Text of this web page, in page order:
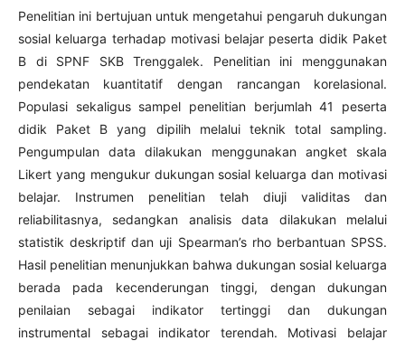
Penelitian ini bertujuan untuk mengetahui pengaruh dukungan
sosial keluarga terhadap motivasi belajar peserta didik Paket
B di SPNF SKB Trenggalek. Penelitian ini menggunakan
pendekatan kuantitatif dengan rancangan korelasional.
Populasi sekaligus sampel penelitian berjumlah 41 peserta
didik Paket B yang dipilih melalui teknik total sampling.
Pengumpulan data dilakukan menggunakan angket skala
Likert yang mengukur dukungan sosial keluarga dan motivasi
belajar. Instrumen penelitian telah diuji validitas dan
reliabilitasnya, sedangkan analisis data dilakukan melalui
statistik deskriptif dan uji Spearman’s rho berbantuan SPSS.
Hasil penelitian menunjukkan bahwa dukungan sosial keluarga
berada pada kecenderungan tinggi, dengan dukungan
penilaian sebagai indikator tertinggi dan dukungan
instrumental sebagai indikator terendah. Motivasi belajar